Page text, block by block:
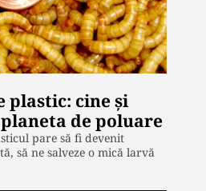
plastic: cine și
de poluare
pare să fi devenit
să ne salveze o mică larvă